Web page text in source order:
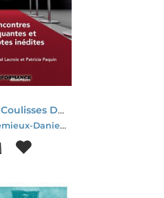
Dans Les Coulisses Du Showbiz : Rencontres Marquantes Et Anecdotes Inedites
Michele Lemieux-Daniel Daignault